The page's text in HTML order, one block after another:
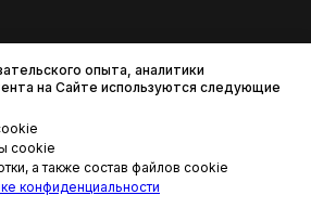
опыта, аналитики
на Сайте используются следующие
cookie
а также состав файлов cookie
конфиденциальности
конфиденциальности